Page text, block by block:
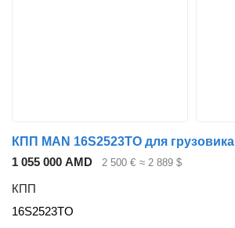
КПП MAN 16S2523TO для грузовика
1 055 000 AMD
2 500 € ≈ 2 889 $
КПП
16S2523TO